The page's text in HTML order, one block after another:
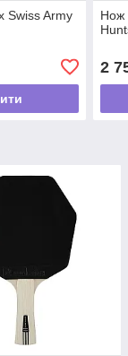
Swiss Army
Нож
2